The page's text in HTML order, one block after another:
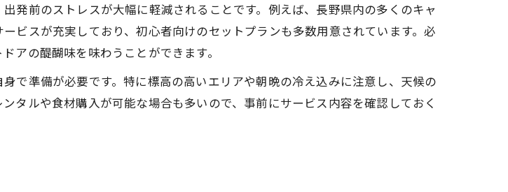
で手軽に長野アウトドアを満喫
で叶う長野体験型アウトドア
アウトドア体験の選び方
ンプで長野を満喫する魅力
発前のストレスが大幅に軽減されることです。例えば、長野県内の多くのキャ
ビスが充実しており、初心者向けのセットプランも多数用意されています。必
アの醍醐味を味わうことができます。
で準備が必要です。特に標高の高いエリアや朝晩の冷え込みに注意し、天候の
タルや食材購入が可能な場合も多いので、事前にサービス内容を確認しておく